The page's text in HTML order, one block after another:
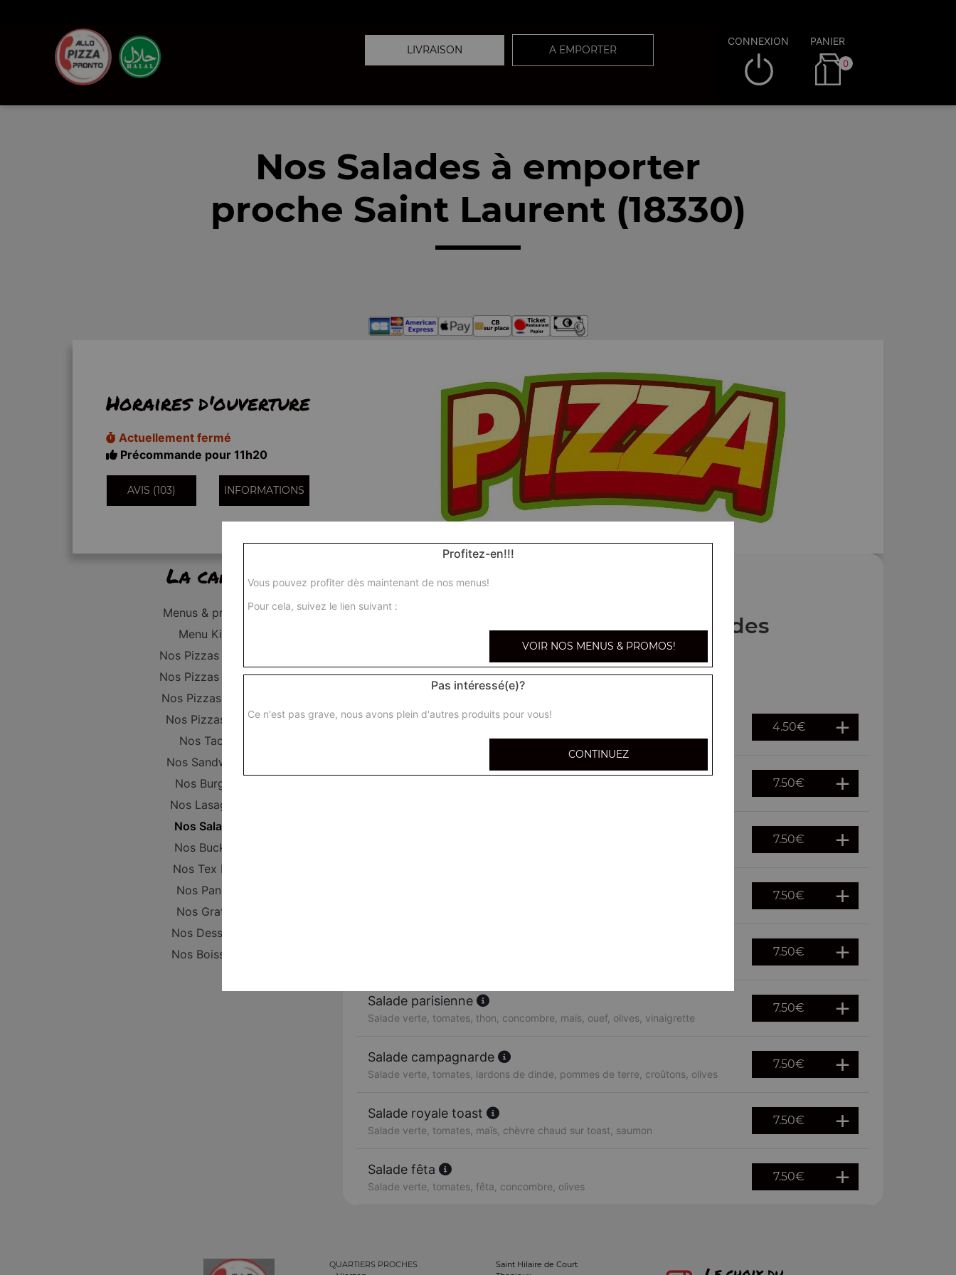
LIVRAISON A EMPORTER
CONNEXION PANIER
0
Nos Salades à emporter
proche Saint Laurent (18330)
Horaires d'ouverture
Actuellement fermé
Précommande pour 11h20
AVIS (103) INFORMATIONS
La carte
Menus & promos
Menu Kid's
Nos Pizzas Junior
Nos Pizzas Sénior
Nos Pizzas Méga
Nos Pizzas XXL
Nos Tacos
Nos Sandwichs
Nos Burgers
Nos Lasagnes
Nos Salades
Nos Buckets
Nos Tex Mex
Nos Paninis
Nos Gratins
Nos Desserts
Nos Boissons
Nos Salades
Salade classic 4.50€
Salade avocat crabe 7.50€
7.50€
7.50€
7.50€
Salade parisienne
Salade verte, tomates, thon, concombre, maïs, ouef, olives, vinaigrette
7.50€
Salade campagnarde
Salade verte, tomates, lardons de dinde, pommes de terre, croûtons, olives
7.50€
Salade royale toast
Salade verte, tomates, maïs, chèvre chaud sur toast, saumon
7.50€
Salade fêta
Salade verte, tomates, fêta, concombre, olives
7.50€
QUARTIERS PROCHES
Saint Hilaire de Court
Profitez-en!!!
Vous pouvez profiter dès maintenant de nos menus!
Pour cela, suivez le lien suivant :
VOIR NOS MENUS & PROMOS!
Pas intéressé(e)?
Ce n'est pas grave, nous avons plein d'autres produits pour vous!
CONTINUEZ